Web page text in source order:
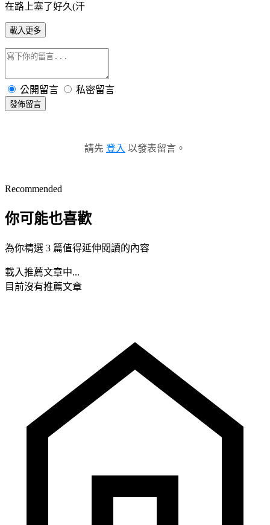
在路上塞了好久(汗
載入更多
公開留言 私密留言
發佈留言
請先 登入 以發表留言。
Recommended
你可能也喜歡
為你精選 3 篇值得延伸閱讀的內容
載入推薦文章中...
目前沒有推薦文章